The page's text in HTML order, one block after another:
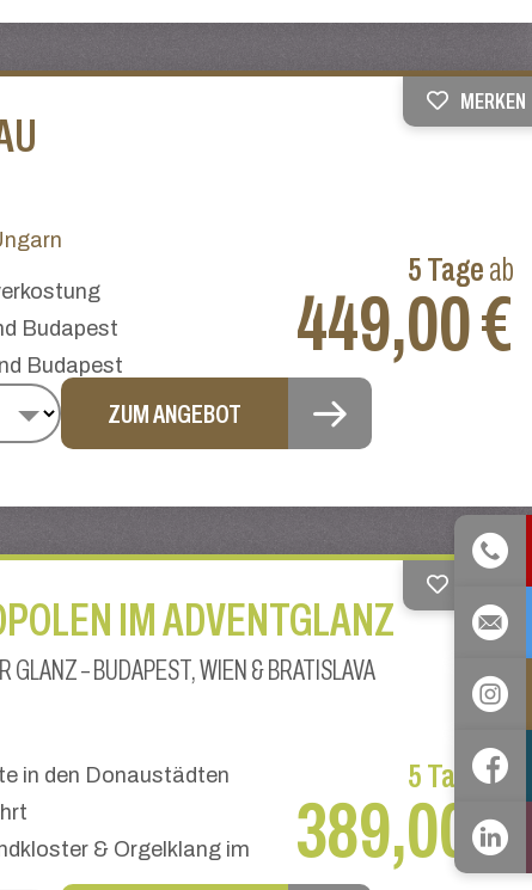
MERKEN
Budapest
Budapest
5 Tageab
449,00 €
ZUM ANGEBOT
IM ADVENTGLANZ
GLANZ – BUDAPEST, WIEN & BRATISLAVA
in den Donaustädten
& Orgelklang im
5 Tageab
389,00 €